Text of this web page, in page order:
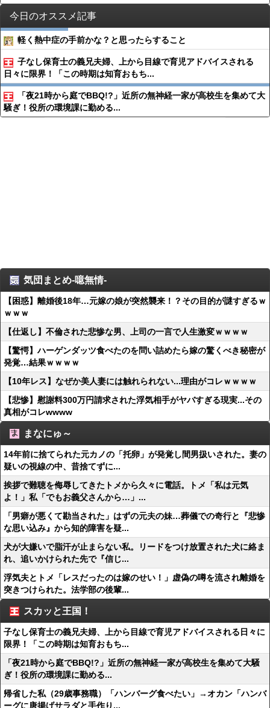
今日のオススメ記事
軽く熱中症の手前かな？と思ったらすること
子なし保育士の義兄夫婦、上から目線で育児アドバイスされる
日々に限界！「この時期は知育おもち...
「夜21時から庭でBBQ!?」近所の無神経一家が高校生を集めて大
騒ぎ！役所の環境課に勤める...
気団まとめ-噫無情-
【困惑】離婚後18年…元嫁の娘が突然襲来！？その目的が謎すぎるｗ
ｗｗｗ
【仕返し】不倫された悲惨な男、上司の一言で人生激変ｗｗｗｗ
【驚愕】ハーゲンダッツ食べたのを問い詰めたら嫁の驚くべき秘密が
発覚…結果ｗｗｗｗ
【10年レス】なぜか美人妻には触れられない...理由がコレｗｗｗｗ
【悲惨】慰謝料300万円請求された浮気相手がヤバすぎる現実...その
真相がコレwwww
まなにゅ～
14年前に捨てられた元カノの「托卵」が発覚し間男扱いされた。妻の
疑いの視線の中、昔捨てずに...
挨拶で難聴を侮辱してきたトメから久々に電話。トメ「私は元気
よ！」私「でもお義父さんから…」...
「男癖が悪くて勘当された」はずの元夫の妹…葬儀での奇行と『悲惨
な思い込み』から知的障害を疑...
犬が大嫌いで脂汗が止まらない私。リードをつけ放置された犬に絡ま
れ、追いかけられた先で『信じ...
浮気夫とトメ「レスだったのは嫁のせい！」虚偽の噂を流され離婚を
突きつけられた。法学部の後輩...
スカッと王国！
子なし保育士の義兄夫婦、上から目線で育児アドバイスされる日々に
限界！「この時期は知育おもち...
「夜21時から庭でBBQ!?」近所の無神経一家が高校生を集めて大騒
ぎ！役所の環境課に勤める...
帰省した私（29歳事務職）「ハンバーグ食べたい」→オカン「ハンバ
ーグに唐揚げサラダと手作り...